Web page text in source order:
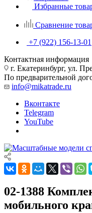
Избранные
Сравнение
+7 (922) 156-13-01
Контактная информация
г. Екатеринбург, ул.
По предварительной
info@mikatrade.ru
Вконтакте
Telegram
YouTube
02-1388
мобильного